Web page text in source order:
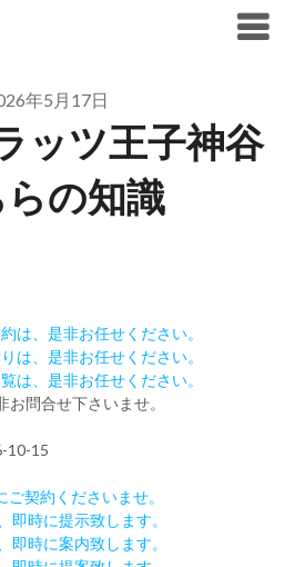
年5月17日
ッツ王子神谷
の知識
は、是非お任せください。
は、是非お任せください。
は、是非お任せください。
問合せ下さいませ。
15
契約くださいませ。
即時に提示致します。
即時に案内致します。